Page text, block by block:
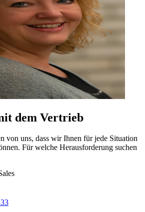
dem Vertrieb
von uns, dass wir Ihnen für jede Situation
Für welche Herausforderung suchen